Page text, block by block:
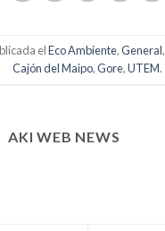
elEco Ambiente,General,
Cajón del Maipo,Gore,UTEM.
AKI WEB NEWS